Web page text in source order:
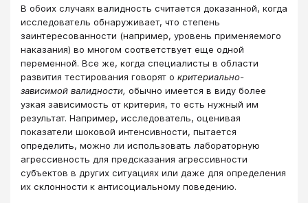
В обоих случаях валидность считается доказанной, когда
исследователь обнаруживает, что степень
заинтересованности (например, уровень применяемого
наказания) во многом соответствует еще одной
переменной. Все же, когда специалисты в области
развития тестирования говорят о критериально-
зависимой валидности, обычно имеется в виду более
узкая зависимость от критерия, то есть нужный им
результат. Например, исследователь, оценивая
показатели шоковой интенсивности, пытается
определить, можно ли использовать лабораторную
агрессивность для предсказания агрессивности
субъектов в других ситуациях или даже для определения
их склонности к антисоциальному поведению.